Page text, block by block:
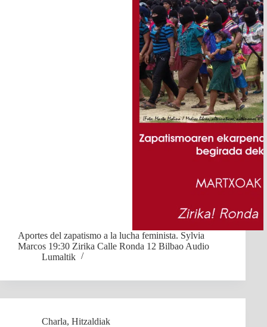
Aportes del zapatismo a la lucha feminista. Sylvia
Marcos 19:30 Zirika Calle Ronda 12 Bilbao Audio
Lumaltik
Charla, Hitzaldiak